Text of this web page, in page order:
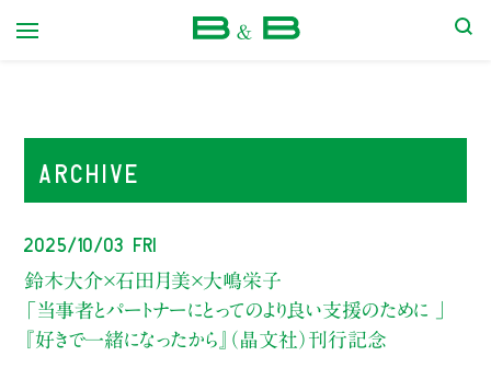
ARCHIVE
2025/10/03 Fri
鈴木大介×石田月美×大嶋栄子
「当事者とパートナーにとってのより良い支援のために 」
『好きで一緒になったから』（晶文社）刊行記念